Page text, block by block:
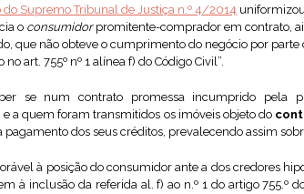
do Supremo Tribunal de Justiça n.º 4/2014
o consumidor promitente-comprador em contrato,
que não obteve o cumprimento do negócio por
art. 755º nº 1 alínea f) do Código Civil”.
se num contrato promessa incumprido pela
e a quem foram transmitidos os imóveis objeto do
pagamento dos seus créditos, prevalecendo assim
à posição do consumidor ante a dos credores
à inclusão da referida al. f) ao n.º 1 do artigo 755.º